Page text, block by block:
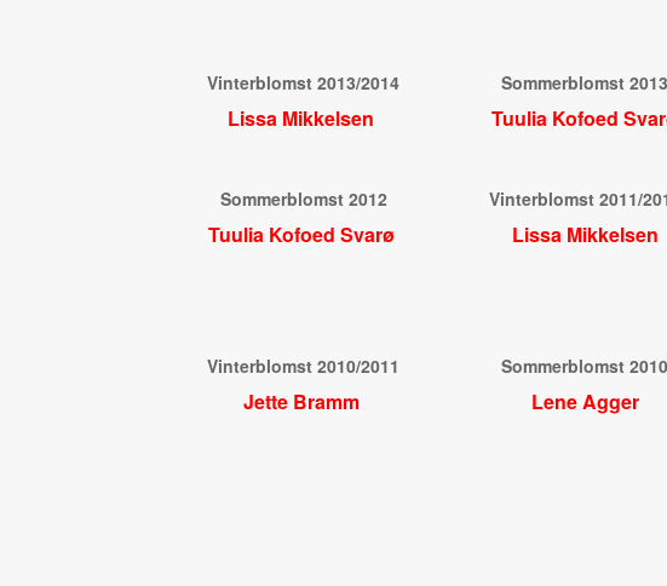
Vinterblomst 2013/2014
Lissa Mikkelsen
Sommerblomst 2013
Tuulia Kofoed
Sommerblomst 2012
Tuulia Kofoed Svarø
Vinterblomst 2011/
Lissa Mikkelsen
Vinterblomst 2010/2011
Jette Bramm
Sommerblomst 2010
Lene Agger